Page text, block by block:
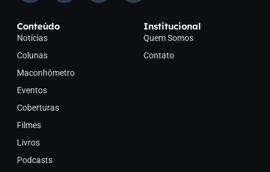
Conteúdo
Notícias
Colunas
Maconhômetro
Eventos
Coberturas
Filmes
Livros
Podcasts
Institucional
Quem Somos
Contato